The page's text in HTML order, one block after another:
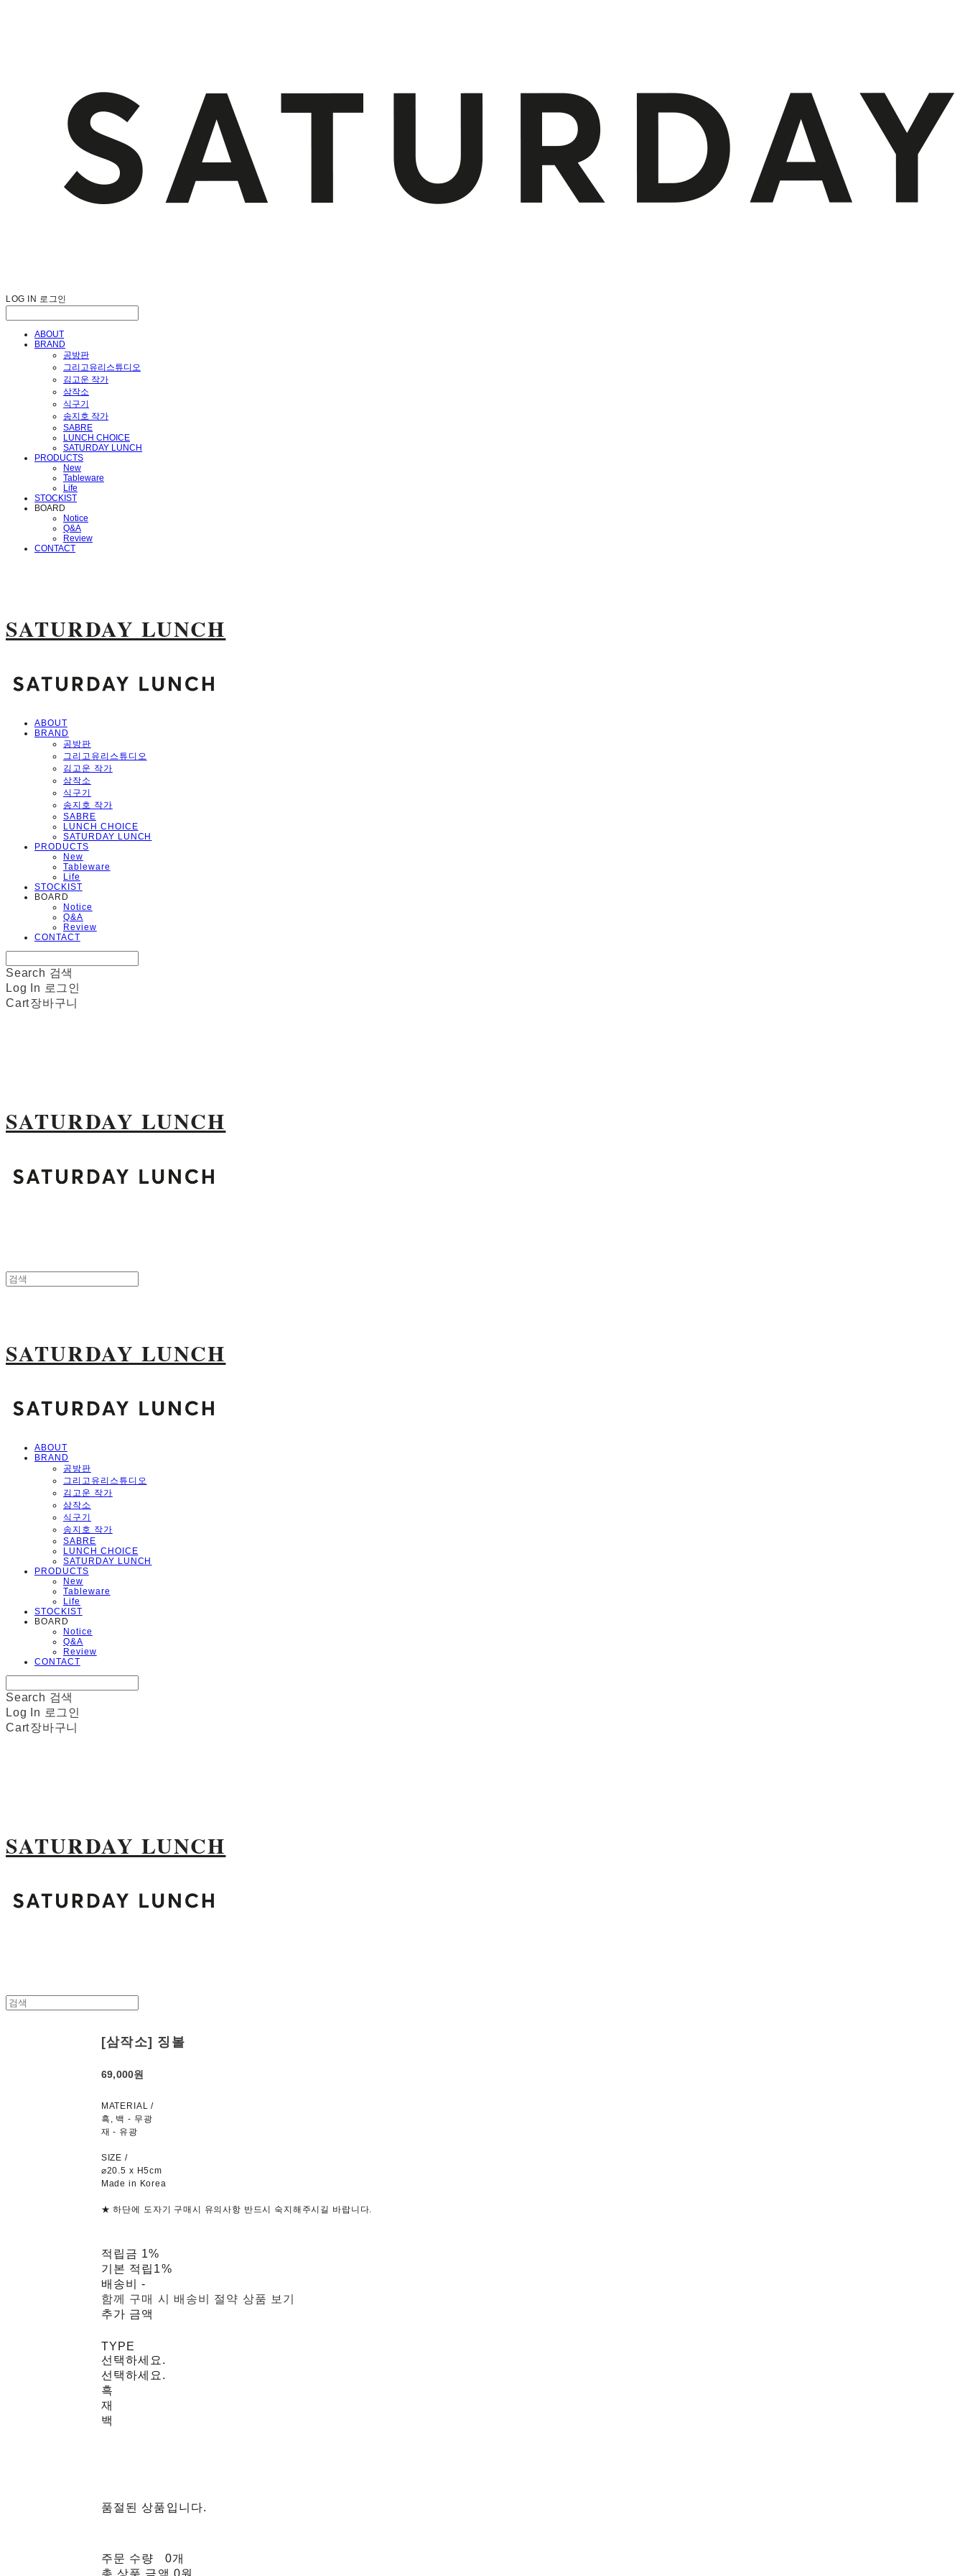
LOG IN 로그인
ABOUT
BRAND
공방판
그리고유리스튜디오
김고운 작가
삼작소
식구기
송지호 작가
SABRE
LUNCH CHOICE
SATURDAY LUNCH
PRODUCTS
New
Tableware
Life
STOCKIST
BOARD
Notice
Q&A
Review
CONTACT
SATURDAY LUNCH
ABOUT
BRAND
공방판
그리고유리스튜디오
김고운 작가
삼작소
식구기
송지호 작가
SABRE
LUNCH CHOICE
SATURDAY LUNCH
PRODUCTS
New
Tableware
Life
STOCKIST
BOARD
Notice
Q&A
Review
CONTACT
Search 검색
Log In 로그인
Cart장바구니
SATURDAY LUNCH
SATURDAY LUNCH
ABOUT
BRAND
공방판
그리고유리스튜디오
김고운 작가
삼작소
식구기
송지호 작가
SABRE
LUNCH CHOICE
SATURDAY LUNCH
PRODUCTS
New
Tableware
Life
STOCKIST
BOARD
Notice
Q&A
Review
CONTACT
Search 검색
Log In 로그인
Cart장바구니
SATURDAY LUNCH
[삼작소] 징볼
69,000원
MATERIAL /
흑, 백 - 무광
재 - 유광
SIZE /
⌀20.5 x H5cm
Made in Korea
★ 하단에 도자기 구매시 유의사항 반드시 숙지해주시길 바랍니다.
적립금 1%
기본 적립 1%
배송비-
함께 구매 시 배송비 절약 상품 보기
추가 금액
TYPE
선택하세요.
선택하세요.
흑
재
백
품절된 상품입니다.
주문 수량
0개